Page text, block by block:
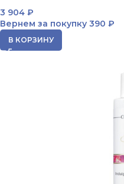
3 904 ₽
Вернем за покупку 390 ₽
В КОРЗИНУ